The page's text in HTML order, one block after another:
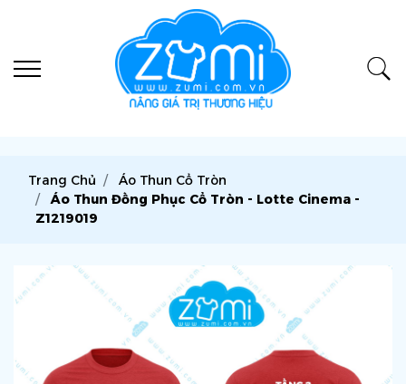
Trang Chủ
Áo Thun Cổ Tròn
Áo Thun Đồng Phục Cổ Tròn - Lotte Cinema -
Z1219019